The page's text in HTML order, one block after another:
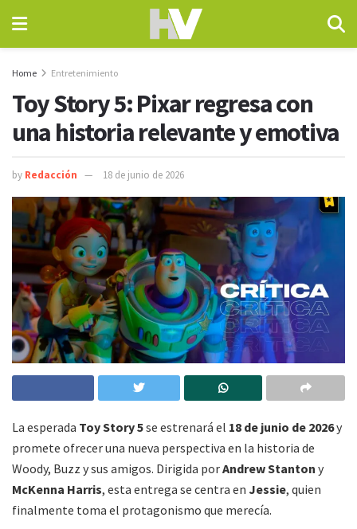
Home Entretenimiento
Toy Story 5: Pixar regresa con
una historia relevante y emotiva
by Redacción 18 de junio de 2026
La esperada Toy Story 5se estrenará el 18 de junio de 2026y
promete ofrecer una nueva perspectiva en la historia de
Woody, Buzz y sus amigos. Dirigida porAndrew Stanton y
McKenna Harris, esta entrega se centra en Jessie, quien
finalmente toma el protagonismo que merecía.